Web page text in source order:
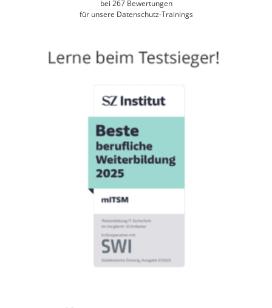
bei 267Bewertungen
für unsere Datenschutz-Trainings